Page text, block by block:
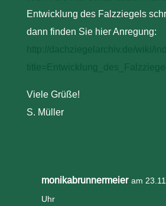
Entwicklung des Falzziegels
dann finden Sie hier Anregung:
http://dachziegelarchiv.de/wiki/
Viele Grüße!
S. Müller
monikabrunnermeier am
Uhr